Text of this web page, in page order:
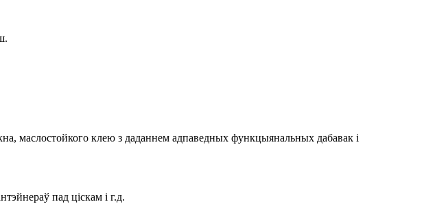
маслостойкого клею з даданнем адпаведных функцыянальных дабавак і
пад ціскам і г.д.